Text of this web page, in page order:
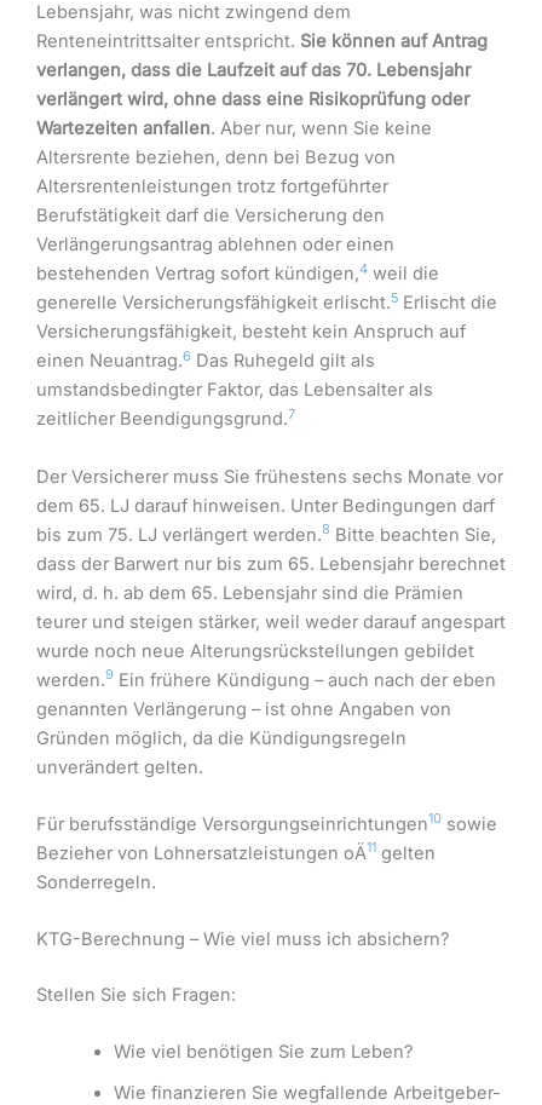
Lebensjahr, was nicht zwingend dem
Renteneintrittsalter entspricht. Sie können auf Antrag
verlangen, dass die Laufzeit auf das 70. Lebensjahr
verlängert wird, ohne dass eine Risikoprüfung oder
Wartezeiten anfallen. Aber nur, wenn Sie keine
Altersrente beziehen, denn bei Bezug von
Altersrentenleistungen trotz fortgeführter
Berufstätigkeit darf die Versicherung den
Verlängerungsantrag ablehnen oder einen
bestehenden Vertrag sofort kündigen,4 weil die
generelle Versicherungsfähigkeit erlischt.5 Erlischt die
Versicherungsfähigkeit, besteht kein Anspruch auf
einen Neuantrag.6 Das Ruhegeld gilt als
umstandsbedingter Faktor, das Lebensalter als
zeitlicher Beendigungsgrund.7
Der Versicherer muss Sie frühestens sechs Monate vor
dem 65. LJ darauf hinweisen. Unter Bedingungen darf
bis zum 75. LJ verlängert werden.8 Bitte beachten Sie,
dass der Barwert nur bis zum 65. Lebensjahr berechnet
wird, d. h. ab dem 65. Lebensjahr sind die Prämien
teurer und steigen stärker, weil weder darauf angespart
wurde noch neue Alterungsrückstellungen gebildet
werden.9 Ein frühere Kündigung – auch nach der eben
genannten Verlängerung – ist ohne Angaben von
Gründen möglich, da die Kündigungsregeln
unverändert gelten.
Für berufsständige Versorgungseinrichtungen10 sowie
Bezieher von Lohnersatzleistungen oÄ11 gelten
Sonderregeln.
KTG-Berechnung – Wie viel muss ich absichern?
Stellen Sie sich Fragen:
Wie viel benötigen Sie zum Leben?
Wie finanzieren Sie wegfallende Arbeitgeber-